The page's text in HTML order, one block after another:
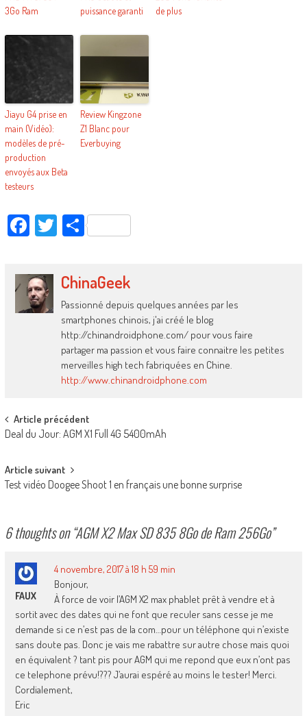
3Go Ram
puissance garanti
de plus
Jiayu G4 prise en
main (Vidéo):
modèles de pré-
production
envoyés aux Beta
testeurs
Review Kingzone
Z1 Blanc pour
Everbuying
Facebook
TwitterPartager
ChinaGeek
Passionné depuis quelques années par les
smartphones chinois, j'ai créé le blog
http://chinandroidphone.com/ pour vous faire
partager ma passion et vous faire connaitre les petites
merveilles high tech fabriquées en Chine.
http://www.chinandroidphone.com
Post
navigation
Article précédent
Deal du Jour: AGM X1 Full 4G 5400mAh
Article suivant
Test vidéo Doogee Shoot 1 en français une bonne surprise
6 thoughts on “AGM X2 Max SD 835 8Go de Ram 256Go”
FAUX
4 novembre, 2017 à 18 h 59 min
Bonjour,
À force de voir l’AGM X2 max phablet prêt à vendre et à
sortit avec des dates qui ne font que reculer sans cesse je me
demande si ce n’est pas de la com…pour un téléphone qui n’existe
sans doute pas. Donc je vais me rabattre sur autre chose mais quoi
en équivalent ? tant pis pour AGM qui me repond que eux n’ont pas
ce telephone prévu!??? J’aurai espéré au moins le tester! Merci.
Cordialement,
Eric